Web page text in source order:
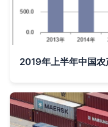
2019年上半年中国